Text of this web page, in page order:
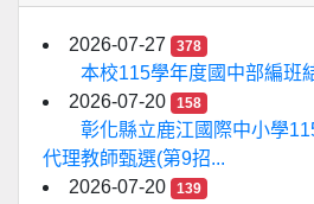
2026-07-27 378
本校115學年度國中部編班
2026-07-20
158
彰化縣立鹿江國際中小學
代理教師甄選(第9招...
2026-07-20
139